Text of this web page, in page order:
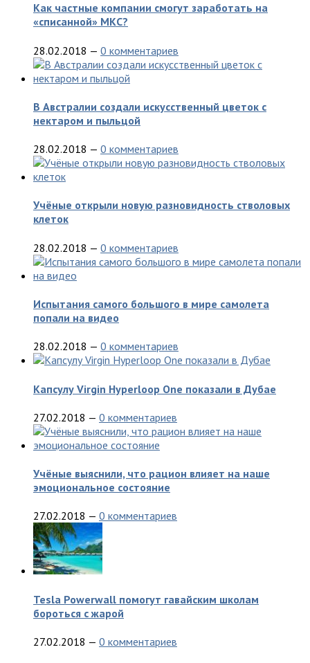
Как частные компании смогут заработать на
«списанной» МКС?
28.02.2018 — 0 комментариев
В Австралии создали искусственный цветок с
нектаром и пыльцой
28.02.2018 — 0 комментариев
Учёные открыли новую разновидность стволовых
клеток
28.02.2018 — 0 комментариев
Испытания самого большого в мире самолета
попали на видео
28.02.2018 — 0 комментариев
Капсулу Virgin Hyperloop One показали в Дубае
27.02.2018 — 0 комментариев
Учёные выяснили, что рацион влияет на наше
эмоциональное состояние
27.02.2018 — 0 комментариев
Tesla Powerwall помогут гавайским школам
бороться с жарой
27.02.2018 — 0 комментариев